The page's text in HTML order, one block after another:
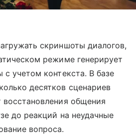
скриншоты диалогов,
режиме генерирует
с учетом контекста. В базе
десятков сценариев
восстановления общения
до реакций на неудачные
вопроса.